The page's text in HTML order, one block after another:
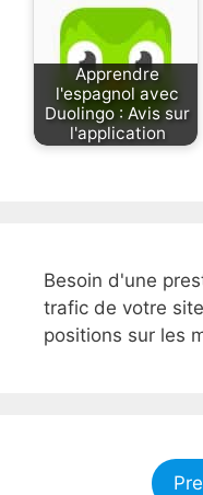
Apprendre
l'espagnol avec
Duolingo : Avis sur
l'application
Besoin d'une
trafic de votre
positions sur les